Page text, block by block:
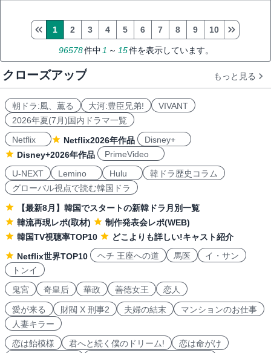
96578件中 1 ～ 15件を表示しています。
1 2 3 4 5 6 7 8 9 10
クローズアップ もっと見る
朝ドラ:風、薫る 大河:豊臣兄弟!
VIVANT
2026年夏(7月)国内ドラマ一覧
Netflix
Netflix2026年作品
Disney+
Disney+2026年作品
PrimeVideo
U-NEXT
Lemino Hulu
韓ドラ歴史コラム
グローバル視点で読む韓国ドラ
【最新8月】韓国でスタートの新韓ドラ月別一覧
韓流再現レポ(取材)
制作発表会レポ(WEB)
韓国TV視聴率TOP10
どこよりも詳しい!キャスト紹介
Netflix世界TOP10
ヘチ 王座への道 馬医
イ・サン
トンイ
鬼宮
奇皇后 華政 善徳女王 恋人
愛が来る 財閥 X 刑事2 夫婦の結末
マンションのお仕事
人妻キラー
恋は飴模様
君へと続く僕のドリーム!
恋は命がけ